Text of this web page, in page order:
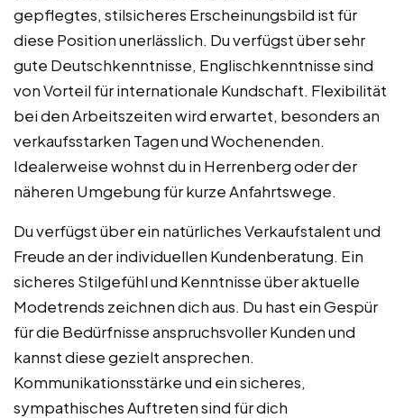
gepflegtes, stilsicheres Erscheinungsbild ist für
diese Position unerlässlich. Du verfügst über sehr
gute Deutschkenntnisse, Englischkenntnisse sind
von Vorteil für internationale Kundschaft. Flexibilität
bei den Arbeitszeiten wird erwartet, besonders an
verkaufsstarken Tagen und Wochenenden.
Idealerweise wohnst du in Herrenberg oder der
näheren Umgebung für kurze Anfahrtswege.
Du verfügst über ein natürliches Verkaufstalent und
Freude an der individuellen Kundenberatung. Ein
sicheres Stilgefühl und Kenntnisse über aktuelle
Modetrends zeichnen dich aus. Du hast ein Gespür
für die Bedürfnisse anspruchsvoller Kunden und
kannst diese gezielt ansprechen.
Kommunikationsstärke und ein sicheres,
sympathisches Auftreten sind für dich